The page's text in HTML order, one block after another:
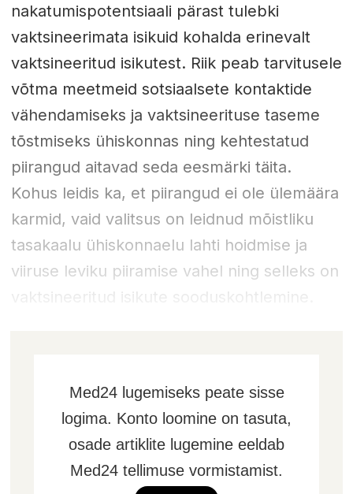
nakatumispotentsiaali pärast tulebki
vaktsineerimata isikuid kohalda erinevalt
vaktsineeritud isikutest. Riik peab tarvitusele
võtma meetmeid sotsiaalsete kontaktide
vähendamiseks ja vaktsineerituse taseme
tõstmiseks ühiskonnas ning kehtestatud
piirangud aitavad seda eesmärki täita.
Kohus leidis ka, et piirangud ei ole ülemäära
karmid, vaid valitsus on leidnud mõistliku
tasakaalu ühiskonnaelu lahti hoidmise ja
viiruse leviku piiramise vahel ning selleks on
vaktsineeritud isikute sooduskohtlemine.
Med24 lugemiseks peate sisse
logima. Konto loomine on tasuta,
osade artiklite lugemine eeldab
Med24 tellimuse vormistamist.